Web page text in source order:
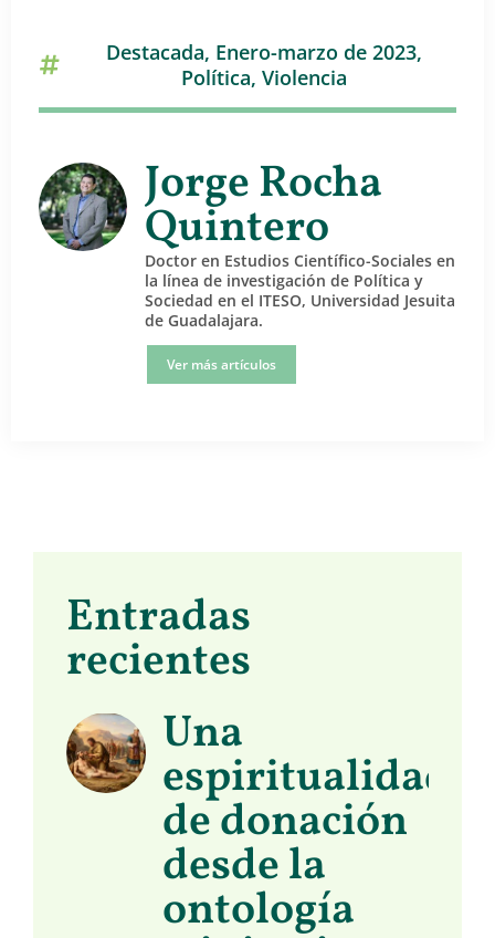
Destacada, Enero-marzo de 2023,
Política, Violencia
Jorge Rocha
Quintero
Doctor en Estudios Científico-Sociales en
la línea de investigación de Política y
Sociedad en el ITESO, Universidad Jesuita
de Guadalajara.
Ver más artículos
Entradas
recientes
Una
espiritualidad
de donación
desde la
ontología